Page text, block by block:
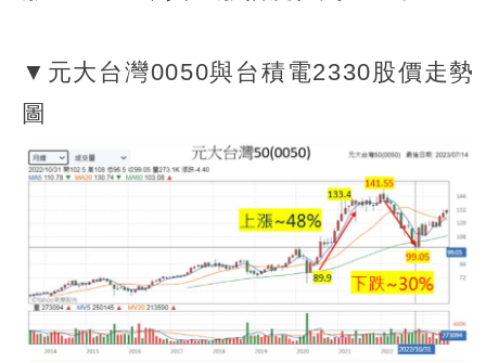
▼元大台灣0050與台積電2330股價走勢
圖